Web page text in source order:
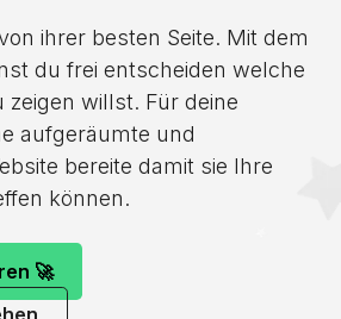
ihrer besten Seite. Mit dem
du frei entscheiden welche
zeigen willst. Für deine
aufgeräumte und
bereite damit sie Ihre
können.
🚀